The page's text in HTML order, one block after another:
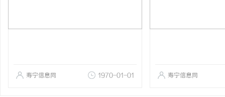
寿宁信息网 1970-01-01 寿宁信息网